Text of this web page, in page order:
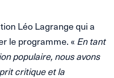
Léo Lagrange qui a
le programme. « En tant
populaire, nous avons
critique et la